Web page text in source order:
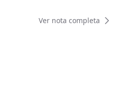
La Plata, como parte de la clase
Política 2026, del Instituto
haya interés, de que no haya
posibilidad de ir más al hueso",
de ser interrumpido.
el reclamo.
Ver nota completa